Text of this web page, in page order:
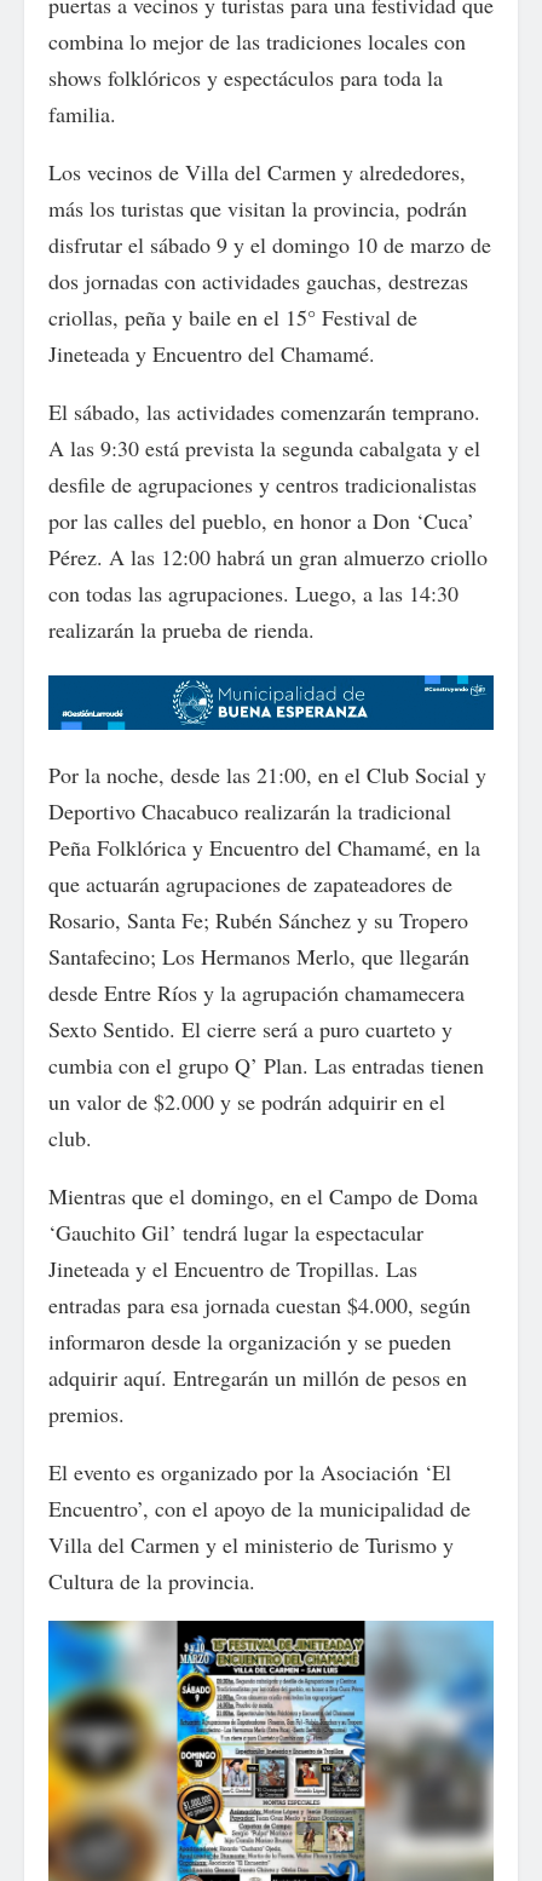
combina lo mejor de las tradiciones locales con
shows folklóricos y espectáculos para toda la
familia.
Los vecinos de Villa del Carmen y alrededores,
más los turistas que visitan la provincia, podrán
disfrutar el sábado 9 y el domingo 10 de marzo de
dos jornadas con actividades gauchas, destrezas
criollas, peña y baile en el 15° Festival de
Jineteada y Encuentro del Chamamé.
El sábado, las actividades comenzarán temprano.
A las 9:30 está prevista la segunda cabalgata y el
desfile de agrupaciones y centros tradicionalistas
por las calles del pueblo, en honor a Don ‘Cuca’
Pérez. A las 12:00 habrá un gran almuerzo criollo
con todas las agrupaciones. Luego, a las 14:30
realizarán la prueba de rienda.
Por la noche, desde las 21:00, en el Club Social y
Deportivo Chacabuco realizarán la tradicional
Peña Folklórica y Encuentro del Chamamé, en la
que actuarán agrupaciones de zapateadores de
Rosario, Santa Fe; Rubén Sánchez y su Tropero
Santafecino; Los Hermanos Merlo, que llegarán
desde Entre Ríos y la agrupación chamamecera
Sexto Sentido. El cierre será a puro cuarteto y
cumbia con el grupo Q’ Plan. Las entradas tienen
un valor de $2.000 y se podrán adquirir en el
club.
Mientras que el domingo, en el Campo de Doma
‘Gauchito Gil’ tendrá lugar la espectacular
Jineteada y el Encuentro de Tropillas. Las
entradas para esa jornada cuestan $4.000, según
informaron desde la organización y se pueden
adquirir aquí. Entregarán un millón de pesos en
premios.
El evento es organizado por la Asociación ‘El
Encuentro’, con el apoyo de la municipalidad de
Villa del Carmen y el ministerio de Turismo y
Cultura de la provincia.